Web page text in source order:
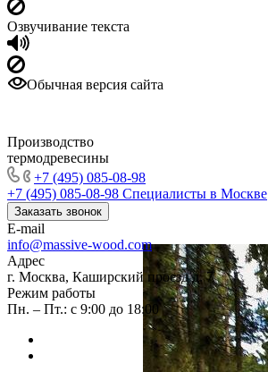
Озвучивание текста
Обычная версия сайта
Производство
термодревесины
+7 (495) 085-08-98
+7 (495) 085-08-98 Специалисты в Москве
Заказать звонок
E-mail
info@massive-wood.com
Адрес
г. Москва, Каширский проезд д. 7
Режим работы
Пн. – Пт.: с 9:00 до 18:00